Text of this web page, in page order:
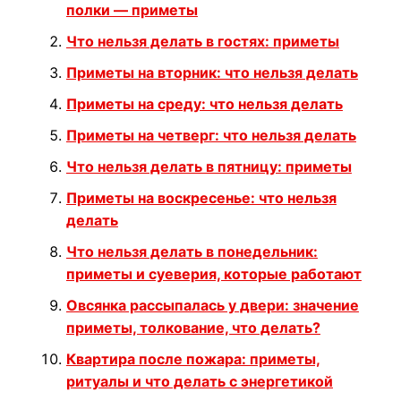
полки — приметы
Что нельзя делать в гостях: приметы
Приметы на вторник: что нельзя делать
Приметы на среду: что нельзя делать
Приметы на четверг: что нельзя делать
Что нельзя делать в пятницу: приметы
Приметы на воскресенье: что нельзя
делать
Что нельзя делать в понедельник:
приметы и суеверия, которые работают
Овсянка рассыпалась у двери: значение
приметы, толкование, что делать?
Квартира после пожара: приметы,
ритуалы и что делать с энергетикой